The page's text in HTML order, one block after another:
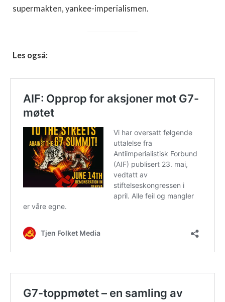
supermakten, yankee-imperialismen.
Les også: